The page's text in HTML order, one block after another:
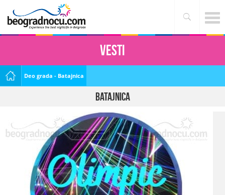
Vesti
Deo grada - Batajnica
Batajnica